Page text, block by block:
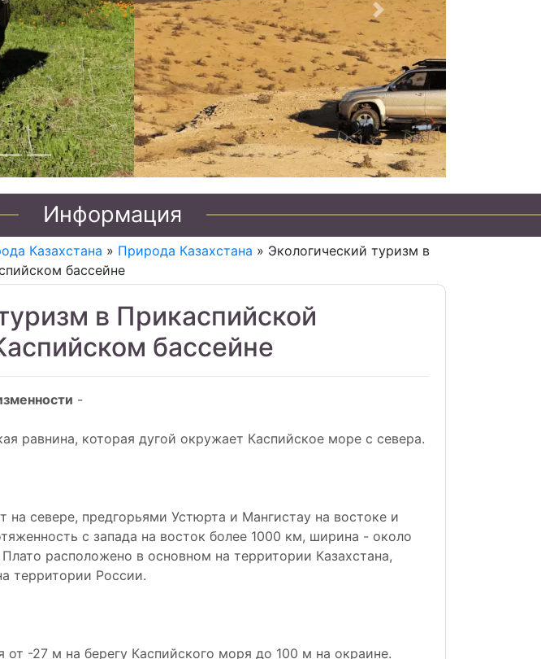
Следующий
Информация
Казахстана » Природа Казахстана » Экологический туризм в
бассейне
в Прикаспийской
бассейне
-
равнина, которая дугой окружает Каспийское море с севера.
севере, предгорьями Устюрта и Мангистау на востоке и
с запада на восток более 1000 км, ширина - около
расположено в основном на территории Казахстана,
территории России.
-27 м на берегу Каспийского моря до 100 м на окраине.